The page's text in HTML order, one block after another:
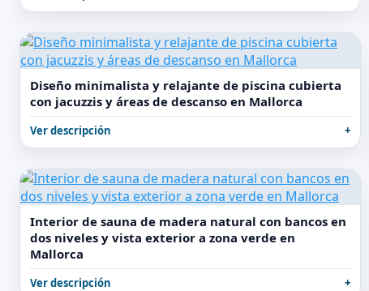
Diseño minimalista y relajante de piscina cubierta
con jacuzzis y áreas de descanso en Mallorca
Ver descripción
Interior de sauna de madera natural con bancos en
dos niveles y vista exterior a zona verde en
Mallorca
Ver descripción